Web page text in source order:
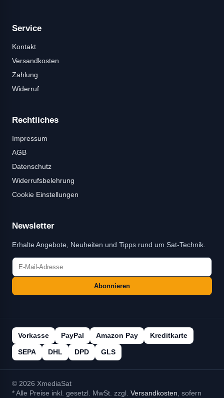
Service
Kontakt
Versandkosten
Zahlung
Widerruf
Rechtliches
Impressum
AGB
Datenschutz
Widerrufsbelehrung
Cookie Einstellungen
Newsletter
Erhalte Angebote, Neuheiten und Tipps rund um Sat-Technik.
Abonnieren
Vorkasse PayPal Amazon Pay Kreditkarte
SEPA DHL DPD GLS
© 2026 XmediaSat
* Alle Preise inkl. gesetzl. MwSt. zzgl. Versandkosten , sofern